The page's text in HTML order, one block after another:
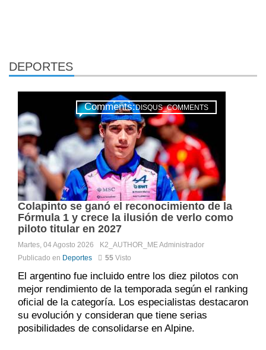
DEPORTES
Comments:DISQUS_COMMENTS
Colapinto se ganó el reconocimiento de la
Fórmula 1 y crece la ilusión de verlo como
piloto titular en 2027
Martes, 04 Agosto 2026 K2_AUTHOR_MEAdministrador
Publicado en Deportes 55 Visto
El argentino fue incluido entre los diez pilotos con
mejor rendimiento de la temporada según el ranking
oficial de la categoría. Los especialistas destacaron
su evolución y consideran que tiene serias
posibilidades de consolidarse en Alpine.